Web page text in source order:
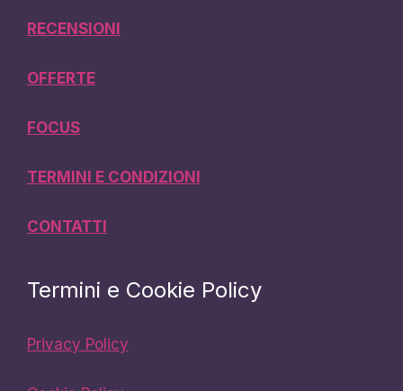
RECENSIONI
OFFERTE
FOCUS
TERMINI E CONDIZIONI
CONTATTI
Termini e Cookie Policy
Privacy Policy